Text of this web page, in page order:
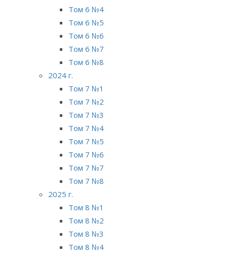
Том 6 №4
Том 6 №5
Том 6 №6
Том 6 №7
Том 6 №8
2024 г.
Том 7 №1
Том 7 №2
Том 7 №3
Том 7 №4
Том 7 №5
Том 7 №6
Том 7 №7
Том 7 №8
2025 г.
Том 8 №1
Том 8 №2
Том 8 №3
Том 8 №4